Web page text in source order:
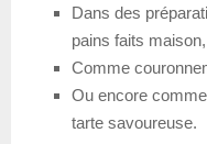
Dans des
pains faits maison,
Comme
Ou encore
tarte savoureuse.